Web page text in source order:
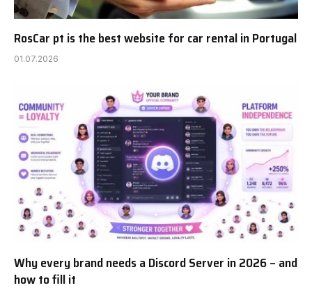
RosCar pt is the best website for car rental in Portugal
01.07.2026
Why every brand needs a Discord Server in 2026 – and
how to fill it